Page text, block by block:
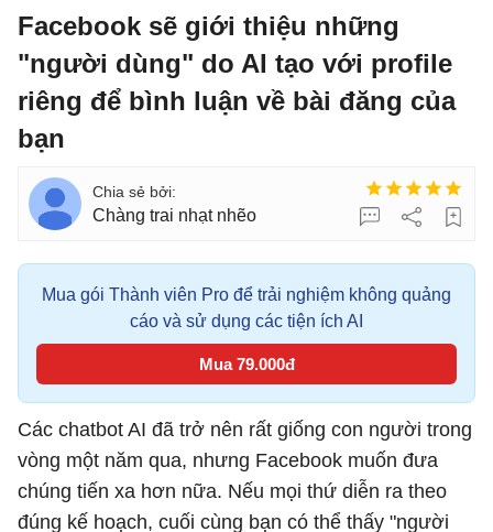
Facebook sẽ giới thiệu những
"người dùng" do AI tạo với profile
riêng để bình luận về bài đăng của
bạn
Chàng trai nhạt nhẽo
Mua gói Thành viên Pro để trải nghiệm không quảng
cáo và sử dụng các tiện ích AI
Mua 79.000đ
Các chatbot AI đã trở nên rất giống con người trong
vòng một năm qua, nhưng Facebook muốn đưa
chúng tiến xa hơn nữa. Nếu mọi thứ diễn ra theo
đúng kế hoạch, cuối cùng bạn có thể thấy "người